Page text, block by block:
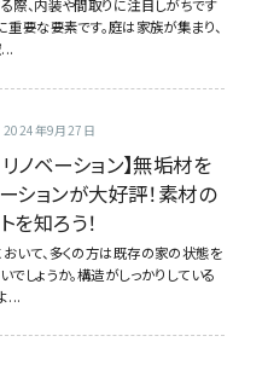
際、内装や間取りに注目しがちです
重要な要素です。庭は家族が集まり、
2024年9月27日
ノベーション】無垢材を
ションが大好評！素材の
を知ろう！
いて、多くの方は既存の家の状態を
しょうか。構造がしっかりしている
...